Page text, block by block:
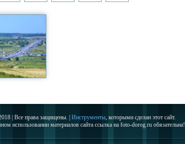
| Все права защищены. | Инструменты , которыми сделан этот сайт.
использовании материалов сайта ссылка на foto-dorog.ru обязательна!